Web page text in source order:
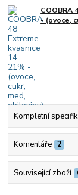
COOBRA
- (ovoce,
Kompletní
Komentáře 2
Související zboží